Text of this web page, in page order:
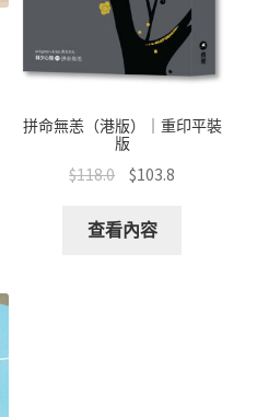
拼命無恙（港版）｜重印平裝
版
$118.0 $103.8
查看內容